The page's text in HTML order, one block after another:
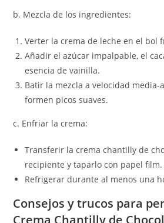
b. Mezcla de los ingredientes:
Verter la crema de leche en el bol
Añadir el azúcar impalpable, el
esencia de vainilla.
Batir la mezcla a velocidad media-
formen picos suaves.
c. Enfriar la crema:
Transferir la crema chantilly de
recipiente y taparlo con papel film.
Refrigerar durante al menos una
Consejos y trucos para
Crema Chantilly de